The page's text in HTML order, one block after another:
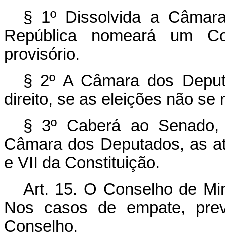
§ 1º Dissolvida a
República nomeará um
provisório.
§ 2º A Câmara dos
direito, se as eleições não se
§ 3º Caberá ao
Câmara dos Deputados, as
e VII da Constituição.
Art. 15. O Conselho de
Nos casos de empate,
Conselho.